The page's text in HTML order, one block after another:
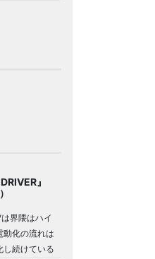
』
は界隈はハイ
動化の流れは
し続けている